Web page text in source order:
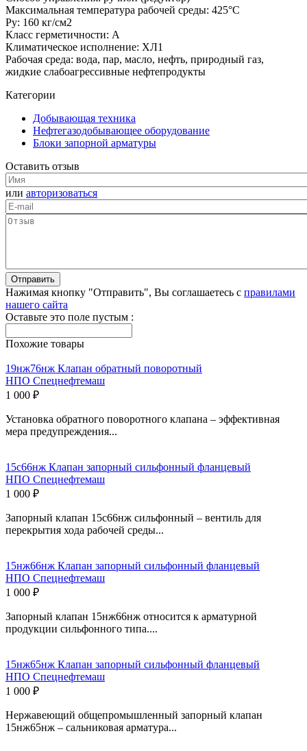
Максимальная температура рабочей среды: 425°С
Ру: 160 кг/см2
Класс герметичности: А
Климатическое исполнение: ХЛ1
Рабочая среда: вода, пар, масло, нефть, природный газ,
жидкие слабоагрессивные нефтепродукты
Категории
Добывающая техника
Нефтегазодобывающее оборудование
Блоки запорной арматуры
Оставить отзыв
или авторизоваться
Нажимая кнопку "Отправить", Вы соглашаетесь с правилами
нашего сайта
Оставьте это поле пустым :
Похожие товары
19нж76нж Клапан обратный поворотный
НПО Спецнефтемаш
1 000 ₽
Установка обратного поворотного клапана – эффективная
мера предупреждения...
15с66нж Клапан запорный сильфонный фланцевый
НПО Спецнефтемаш
1 000 ₽
Запорный клапан 15с66нж сильфонный – вентиль для
перекрытия хода рабочей среды...
15нж66нж Клапан запорный сильфонный фланцевый
НПО Спецнефтемаш
1 000 ₽
Запорный клапан 15нж66нж относится к арматурной
продукции сильфонного типа....
15нж65нж Клапан запорный сильфонный фланцевый
НПО Спецнефтемаш
1 000 ₽
Нержавеющий общепромышленный запорный клапан
15нж65нж – сальниковая арматура...